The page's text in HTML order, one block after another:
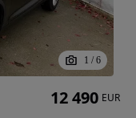
1 / 6
12 490 EUR